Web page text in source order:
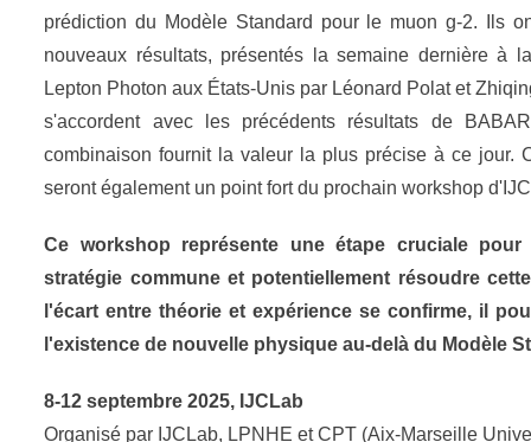
prédiction du Modèle Standard pour le muon g-2. Ils
nouveaux résultats, présentés la semaine dernière à
Lepton Photon aux États-Unis par Léonard Polat et
s'accordent avec les précédents résultats de
combinaison fournit la valeur la plus précise à ce jour.
seront également un point fort du prochain workshop
Ce workshop représente une étape cruciale pour
stratégie commune et potentiellement résoudre
l'écart entre théorie et expérience se confirme, il
l'existence de nouvelle physique au-delà du Modèle
8-12 septembre 2025, IJCLab
Organisé par IJCLab, LPNHE et CPT (Aix-Marseille